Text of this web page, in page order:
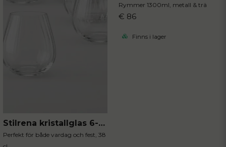
Stilrena kristallglas 6-pack
Perfekt för både vardag och fest, 38
Rymmer 1300ml, metall & trä
€ 86
Finns i lager